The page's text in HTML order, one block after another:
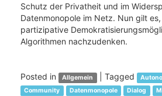
Schutz der Privatheit und im
Datenmonopole im Netz. Nun gilt
partizipative
Algorithmen nachzudenken.
Posted in Allgemein Tagged
Community
Datenmonopole Dialog